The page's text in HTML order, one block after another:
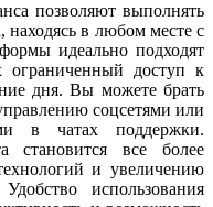
позволяют выполнять
находясь в любом месте с
идеально подходят
доступ к
дня. Вы можете брать
соцсетями или
в чатах поддержки.
становится все более
и увеличению
использования